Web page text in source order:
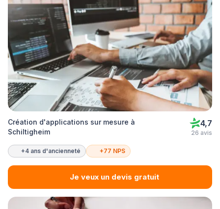
Création d'applications sur mesure à
Schiltigheim
4,7
26 avis
+4 ans d'ancienneté +77 NPS
Je veux un devis gratuit